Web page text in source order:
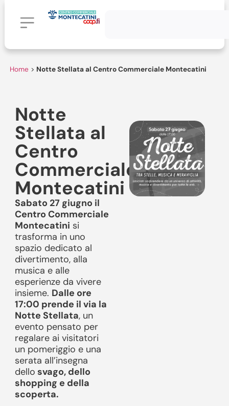
Home> Notte Stellata al Centro Commerciale Montecatini
Notte
Stellata al
Centro
Commerciale
Montecatini
Sabato 27 giugno il
Centro Commerciale
Montecatini si
trasforma in uno
spazio dedicato al
divertimento, alla
musica e alle
esperienze da vivere
insieme. Dalle ore
17:00 prende il via la
Notte Stellata, un
evento pensato per
regalare ai visitatori
un pomeriggio e una
serata all’insegna
dello svago, dello
shopping e della
scoperta.